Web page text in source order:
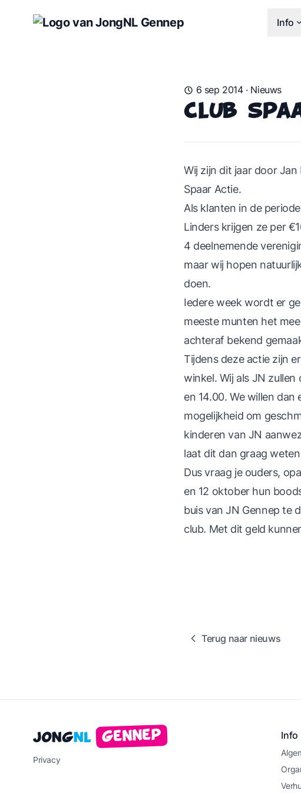
Info
6 sep 2014· Nieuws
Club
Wij zijn dit jaar door
Spaar Actie.
Als klanten in de
Linders krijgen ze per
4 deelnemende
maar wij hopen
doen.
Iedere week wordt er
meeste munten het
achteraf bekend
Tijdens deze actie zijn
winkel. Wij als JN
en 14.00. We willen
mogelijkheid om
kinderen van JN
laat dit dan graag
Dus vraag je ouders,
en 12 oktober hun
buis van JN Gennep te
club. Met dit geld
Terug naar nieuws
JongNL Gennep
Privacy
Info